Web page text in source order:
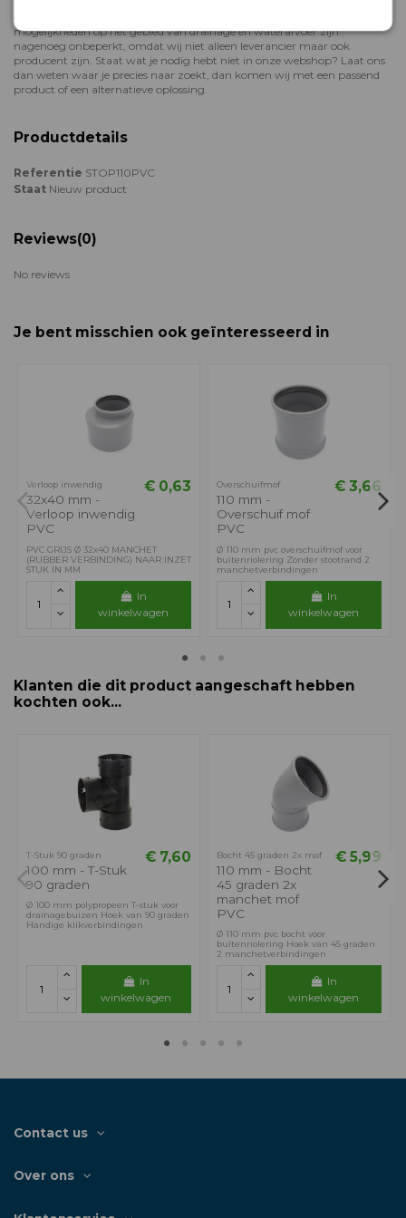
mogelijkheden op het gebied van drainage en waterafvoer zijn
nagenoeg onbeperkt, omdat wij niet alleen leverancier maar ook
producent zijn. Staat wat je nodig hebt niet in onze webshop? Laat ons
dan weten waar je precies naar zoekt, dan komen wij met een passend
product of een alternatieve oplossing.
Productdetails
Referentie STOP110PVC
Staat Nieuw product
Reviews(0)
No reviews
Je bent misschien ook geïnteresseerd in
Verloop inwendig
32x40 mm -
Verloop inwendig
PVC
€ 0,63
PVC GRIJS Ø 32x40 MANCHET
(RUBBER VERBINDING) NAAR INZET
STUK IN MM
In
winkelwagen
Overschuifmof
110 mm -
Overschuif mof
PVC
€ 3,66
Ø 110 mm pvc overschuifmof voor
buitenriolering Zonder stootrand 2
manchetverbindingen
In
winkelwagen
Klanten die dit product aangeschaft hebben
kochten ook...
T-Stuk 90 graden
100 mm - T-Stuk
90 graden
€ 7,60
Ø 100 mm polypropeen T-stuk voor
drainagebuizen Hoek van 90 graden
Handige klikverbindingen
In
winkelwagen
Bocht 45 graden 2x mof
110 mm - Bocht
45 graden 2x
manchet mof
PVC
€ 5,99
Ø 110 mm pvc bocht voor
buitenriolering Hoek van 45 graden
2 manchetverbindingen
In
winkelwagen
Contact us
Over ons